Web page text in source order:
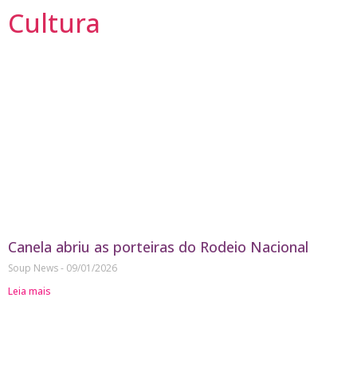
Cultura
Canela abriu as porteiras do Rodeio Nacional
Soup News
09/01/2026
Leia mais